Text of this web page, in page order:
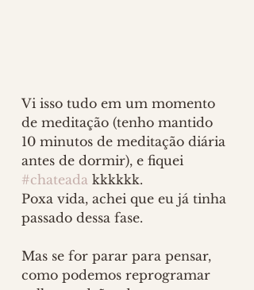
Vi isso tudo em um momento
de meditação (tenho mantido
10 minutos de meditação diária
antes de dormir), e fiquei
#chateada kkkkkk.
Poxa vida, achei que eu já tinha
passado dessa fase.
Mas se for parar para pensar,
como podemos reprogramar